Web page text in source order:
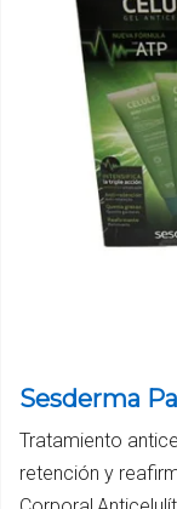
Sesderma
Tratamiento
retención y